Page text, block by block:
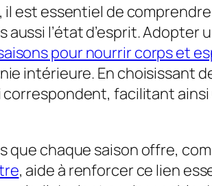
est essentiel de
l’état d’esprit. Adopter
pour nourrir corps et
intérieure. En choisissant
facilitant
chaque saison offre,
, aide à renforcer ce lien